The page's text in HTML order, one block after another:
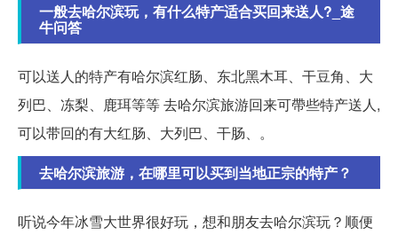
一般去哈尔滨玩，有什么特产适合买回来送人?_途
牛问答
可以送人的特产有哈尔滨红肠、东北黑木耳、干豆角、大
列巴、冻梨、鹿珥等等 去哈尔滨旅游回来可帶些特产送人,
可以带回的有大红肠、大列巴、干肠、。
去哈尔滨旅游，在哪里可以买到当地正宗的特产？
听说今年冰雪大世界很好玩，想和朋友去哈尔滨玩？顺便